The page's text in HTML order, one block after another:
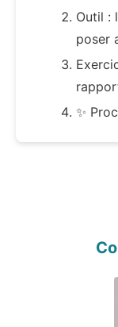
Outil :
poser
✨